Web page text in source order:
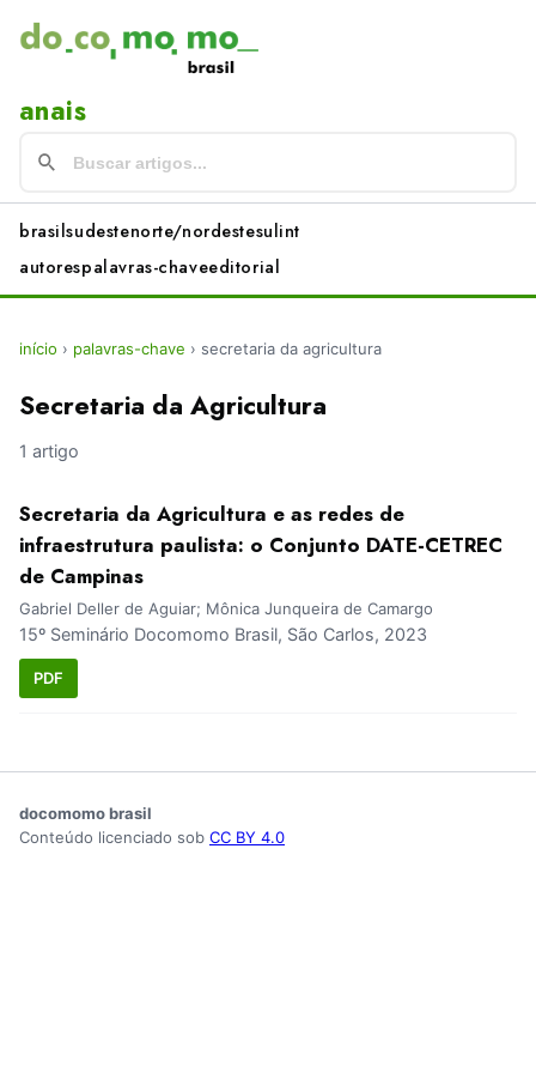
anais
brasilsudestenorte/nordestesulint
autorespalavras-chaveeditorial
início › palavras-chave › secretaria da agricultura
Secretaria da Agricultura
1 artigo
Secretaria da Agricultura e as redes de
infraestrutura paulista: o Conjunto DATE-CETREC
de Campinas
Gabriel Deller de Aguiar; Mônica Junqueira de Camargo
15º Seminário Docomomo Brasil, São Carlos, 2023
PDF
docomomo brasil
Conteúdo licenciado sob CC BY 4.0